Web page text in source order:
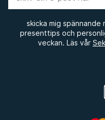
skicka mig spännande
presenttips och
veckan. Läs vår